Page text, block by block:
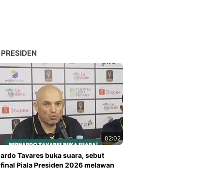
02:02
Tavares buka suara, sebut
Piala Presiden 2026 melawan